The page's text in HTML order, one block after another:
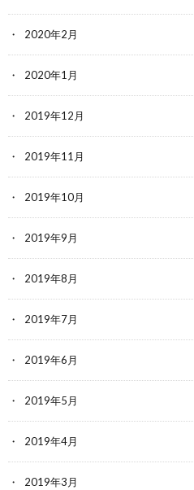
2020年2月
2020年1月
2019年12月
2019年11月
2019年10月
2019年9月
2019年8月
2019年7月
2019年6月
2019年5月
2019年4月
2019年3月